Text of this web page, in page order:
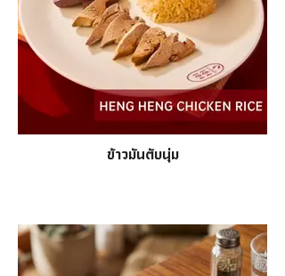
ข้าวมันตับนุ่ม